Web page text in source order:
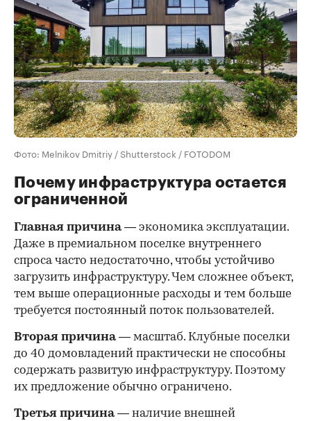
Фото: Melnikov Dmitriy / Shutterstock / FOTODOM
Почему инфраструктура остается
ограниченной
Главная причина— экономика эксплуатации.
Даже в премиальном поселке внутреннего
спроса часто недостаточно, чтобы устойчиво
загрузить инфраструктуру. Чем сложнее объект,
тем выше операционные расходы и тем больше
требуется постоянный поток пользователей.
Вторая причина— масштаб. Клубные поселки
до 40 домовладений практически не способны
содержать развитую инфраструктуру. Поэтому
их предложение обычно ограничено.
Третья причина— наличие внешней